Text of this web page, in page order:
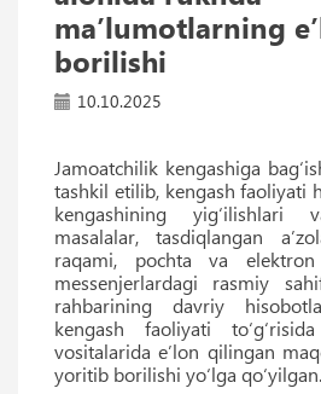
maʼlumotlarning
borilishi
10.10.2025
Jamoatchilik kengashiga
tashkil etilib, kengash faoliyati
kengashining
masalalar, tasdiqlangan
raqami, pochta va
messenjerlardagi rasmiy
rahbarining davriy
kengash faoliyati
vositalarida eʼlon qilingan
yoritib borilishi yo‘lga qo‘yilgan.